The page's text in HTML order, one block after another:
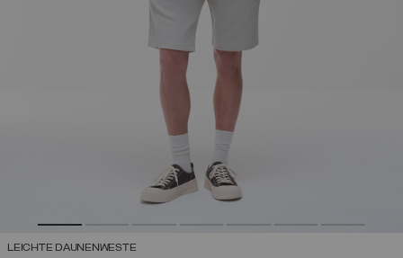
LEICHTE DAUNENWESTE